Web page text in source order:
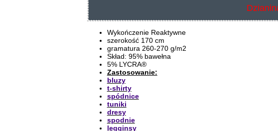
Wykończenie Reaktywne
szerokość 170 cm
gramatura 260-270 g/m2
Skład: 95% bawełna
5% LYCRA®
Zastosowanie:
bluzy
t-shirty
spódnice
tuniki
dresy
spodnie
legginsy